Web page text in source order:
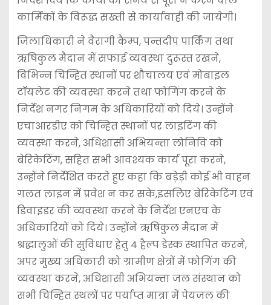
कार्मिकों के विरूद्ध सख्ती से कार्यावाही की जायेगी।
जिलाधिकारी ने वैरागी कैम्प, पन्तदीप पार्किंग तथा
ऋषिकुल मैदान में सफाई व्यवस्था दुरूस्त रखने,
विभिन्न चिन्हित स्थानों पर शौचालय एवं मोबाइल
टॉयलेट की व्यवस्था करने तथा फोगिंग करने के
निर्देश नगर निगम के अधिकारियों को दिये। उन्होंने
एचाआरडीए को चिन्हित स्थानों पर लाइटिंग की
व्यवस्था करने, अधिशासी अभियन्ता लोनिवि को
बेरिकेटिंग, सहित सभी आवश्यक कार्य पूरा करने,
उन्होंने निर्देशित करते हुए कहा कि बड़ेड़ी कोई भी वाहन
गलत लाइन में प्रवेश न कर सके,इसलिए बेरिकेटिंग एवं
डिवाइडर की व्यवस्था करने के निर्देश एनएच के
अधिकारियों को दिये। उन्होंने ऋषिकुल मैदान में
श्रद्धालुओं की सुविधाए हेतु 4 हैल्प डेस्क स्थापित करने,
अपर मुुख्य अधिकारी को ग्रामीण क्षेत्रों में फोगिंग की
व्यवस्था करने, अधिशासी अभियन्ता जल संस्थान को
सभी चिन्हित स्थलों पर पर्याप्त मात्रा में पेयजल की